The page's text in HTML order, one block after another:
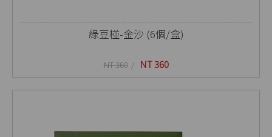
綠豆椪-金沙 (6個/盒)
NT 360 NT 360